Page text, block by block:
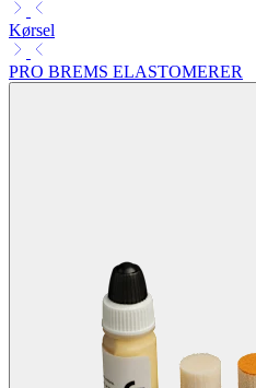
Kørsel
PRO BREMS ELASTOMERER